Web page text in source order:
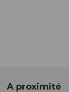
A proximité